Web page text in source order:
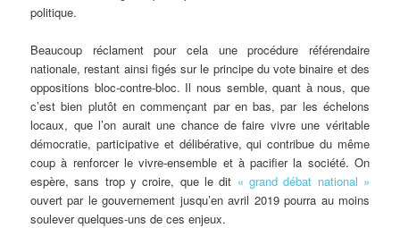
politique.
Beaucoup réclament pour cela une procédure référendaire
nationale, restant ainsi figés sur le principe du vote binaire et des
oppositions bloc-contre-bloc. Il nous semble, quant à nous, que
c’est bien plutôt en commençant par en bas, par les échelons
locaux, que l’on aurait une chance de faire vivre une véritable
démocratie, participative et délibérative, qui contribue du même
coup à renforcer le vivre-ensemble et à pacifier la société. On
espère, sans trop y croire, que le dit « grand débat national »
ouvert par le gouvernement jusqu’en avril 2019 pourra au moins
soulever quelques-uns de ces enjeux.